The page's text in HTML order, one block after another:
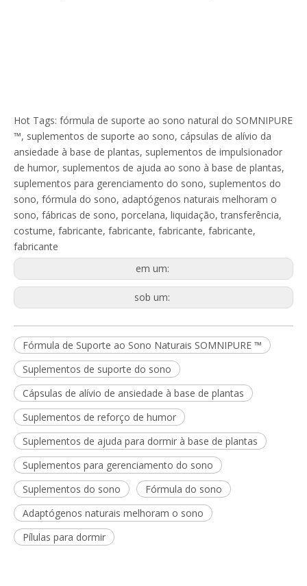
Hot Tags: fórmula de suporte ao sono natural do SOMNIPURE
™, suplementos de suporte ao sono, cápsulas de alívio da
ansiedade à base de plantas, suplementos de impulsionador
de humor, suplementos de ajuda ao sono à base de plantas,
suplementos para gerenciamento do sono, suplementos do
sono, fórmula do sono, adaptógenos naturais melhoram o
sono, fábricas de sono, porcelana, liquidação, transferência,
costume, fabricante, fabricante, fabricante, fabricante,
fabricante
em um:
sob um:
Fórmula de Suporte ao Sono Naturais SOMNIPURE ™
Suplementos de suporte do sono
Cápsulas de alívio de ansiedade à base de plantas
Suplementos de reforço de humor
Suplementos de ajuda para dormir à base de plantas
Suplementos para gerenciamento do sono
Suplementos do sono
Fórmula do sono
Adaptógenos naturais melhoram o sono
Pílulas para dormir